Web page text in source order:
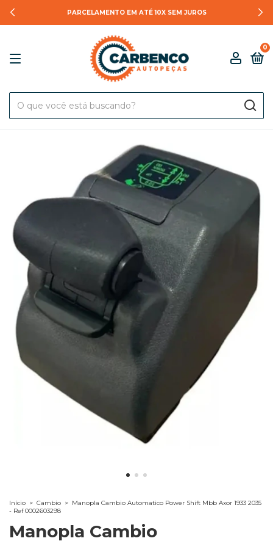
PARCELAMENTO EM ATÉ 10X SEM JUROS
0
Início > Cambio > Manopla Cambio Automatico Power Shift Mbb Axor 1933 2035
- Ref 0002603298
Manopla Cambio